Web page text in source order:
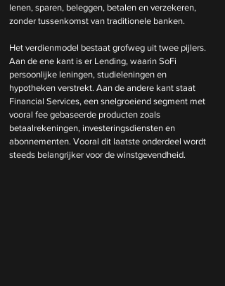
lenen, sparen, beleggen, betalen en verzekeren,
zonder tussenkomst van traditionele banken.
Het verdienmodel bestaat grofweg uit twee pijlers.
Aan de ene kant is er Lending, waarin SoFi
persoonlijke leningen, studieleningen en
hypotheken verstrekt. Aan de andere kant staat
Financial Services, een snelgroeiend segment met
vooral fee gebaseerde producten zoals
betaalrekeningen, investeringsdiensten en
abonnementen. Vooral dit laatste onderdeel wordt
steeds belangrijker voor de winstgevendheid.